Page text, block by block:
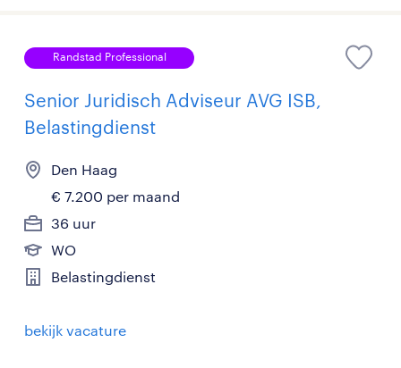
Randstad Professional
Senior Juridisch Adviseur AVG ISB,
Belastingdienst
Den Haag
€ 7.200 per maand
36 uur
WO
Belastingdienst
bekijk vacature